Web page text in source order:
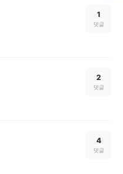
1
댓글
2
댓글
4
댓글